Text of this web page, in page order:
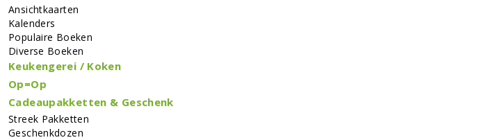
Ansichtkaarten
Kalenders
Populaire Boeken
Diverse Boeken
Keukengerei / Koken
Op=Op
Cadeaupakketten & Geschenk
Streek Pakketten
Geschenkdozen